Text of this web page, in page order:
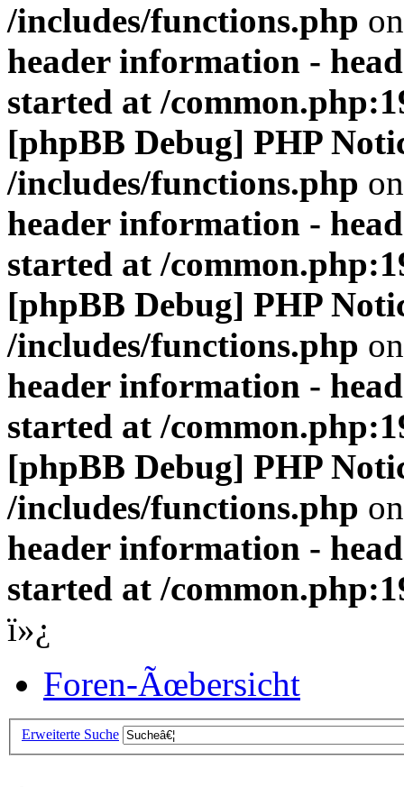
/includes/functions.php
header information -
started at /
[phpBB Debug] PHP
/includes/functions.php
header information -
started at /
[phpBB Debug] PHP
/includes/functions.php
header information -
started at /
[phpBB Debug] PHP
/includes/functions.php
header information -
started at /
ï»¿
Foren-Ãœbersicht
Erweiterte Suche